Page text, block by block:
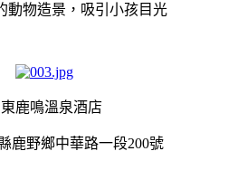
動物造景，吸引小孩目光
鹿鳴溫泉酒店
鹿野鄉中華路一段200號